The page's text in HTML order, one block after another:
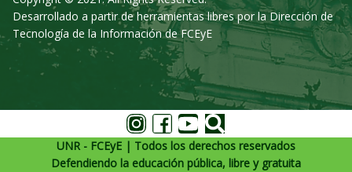
Desarrollado a partir de herramientas libres por la Dirección de
Tecnología de la Información de FCEyE
UNR - FCEyE | Todos los derechos reservados
Defendiendo la educación pública, libre y gratuita